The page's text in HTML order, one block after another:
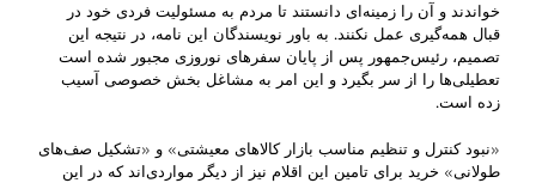
خواندند و آن را زمینه‌‌‌ای دانستند تا مردم به مسئولیت فردی خود در
قبال همه‌گیری عمل نکنند. به باور نویسندگان این نامه، در نتیجه این
تصمیم، رئیس‌جمهور پس از پایان سفرهای نوروزی مجبور شده است
تعطیلی‌ها را از سر بگیرد و این امر به مشاغل بخش خصوصی آسیب
زده است.
«نبود کنترل و تنظیم مناسب بازار کالاهای معیشتی» و «تشکیل صف‌های
طولانی» خرید برای تامین این اقلام نیز از دیگر مواردی‌اند که در این